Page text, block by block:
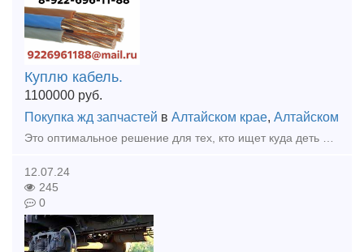
Куплю кабель.
1100000 руб.
Покупка жд запчастей в Алтайском крае, Алтайском
Это оптимальное решение для тех, кто ищет куда деть некондиционные товары от предприятий. Мы также покупаем кабель, который был изъят с объектов монтажа - любого назначения и с любым сечением. Предост
12.07.24
245
0